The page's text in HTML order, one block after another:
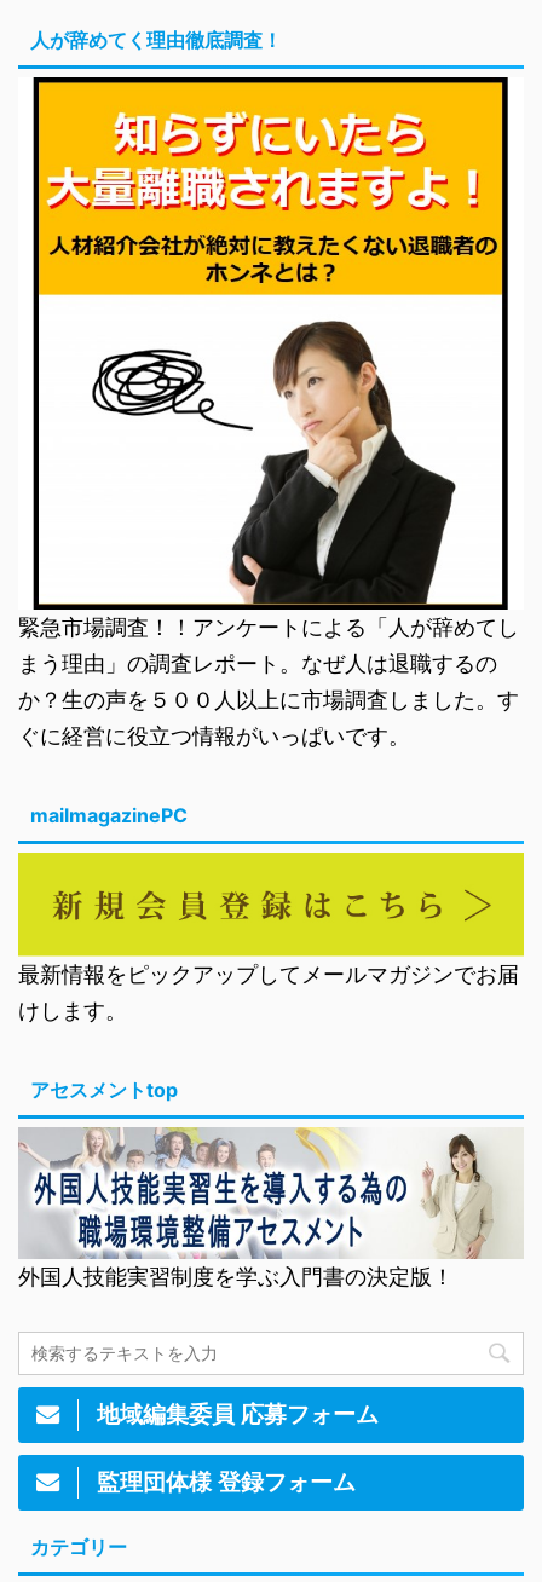
人が辞めてく理由徹底調査！
緊急市場調査！！アンケートによる「人が辞めてし
まう理由」の調査レポート。なぜ人は退職するの
か？生の声を５００人以上に市場調査しました。す
ぐに経営に役立つ情報がいっぱいです。
mailmagazinePC
最新情報をピックアップしてメールマガジンでお届
けします。
アセスメントtop
外国人技能実習制度を学ぶ入門書の決定版！
地域編集委員 応募フォーム
監理団体様 登録フォーム
カテゴリー